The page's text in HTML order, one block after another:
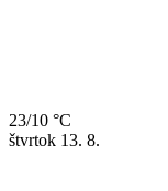
23/10 °C
štvrtok 13. 8.